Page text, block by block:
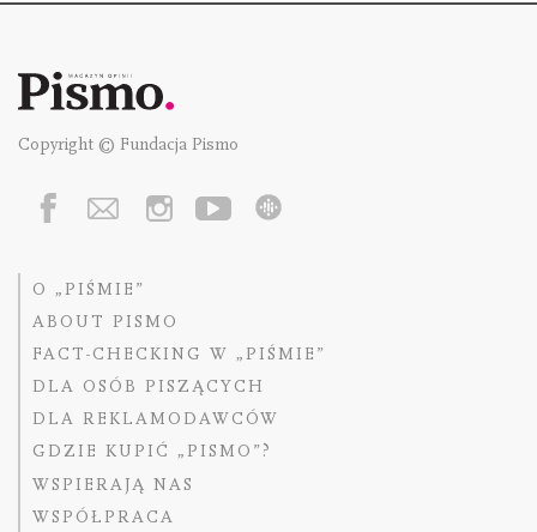
Copyright © Fundacja Pismo
O „PIŚMIE”
ABOUT PISMO
FACT-CHECKING W „PIŚMIE”
DLA OSÓB PISZĄCYCH
DLA REKLAMODAWCÓW
GDZIE KUPIĆ „PISMO”?
WSPIERAJĄ NAS
WSPÓŁPRACA